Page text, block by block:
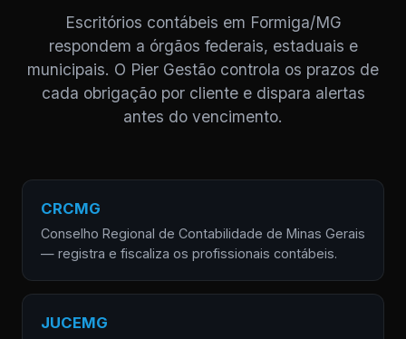
Escritórios contábeis em Formiga/MG
respondem a órgãos federais, estaduais e
municipais. O Pier Gestão controla os prazos de
cada obrigação por cliente e dispara alertas
antes do vencimento.
CRCMG
Conselho Regional de Contabilidade de Minas Gerais
— registra e fiscaliza os profissionais contábeis.
JUCEMG